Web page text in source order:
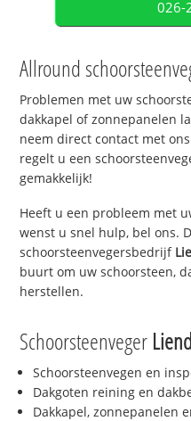
026-
Allround
Problemen met uw
dakkapel of zonnepanelen
neem direct contact met
regelt u een
gemakkelijk!
Heeft u een probleem met
wenst u snel hulp, bel ons.
schoorsteenvegersbedrijf
buurt om uw schoorsteen,
herstellen.
Schoorsteenveger
Schoorsteenvegen en
Dakgoten reining en
Dakkapel, zonnepanelen